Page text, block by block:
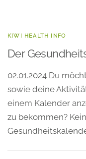
KIWI HEALTH INFO
Der
02.01.2024 Du
sowie deine
einem Kalender
zu bekommen?